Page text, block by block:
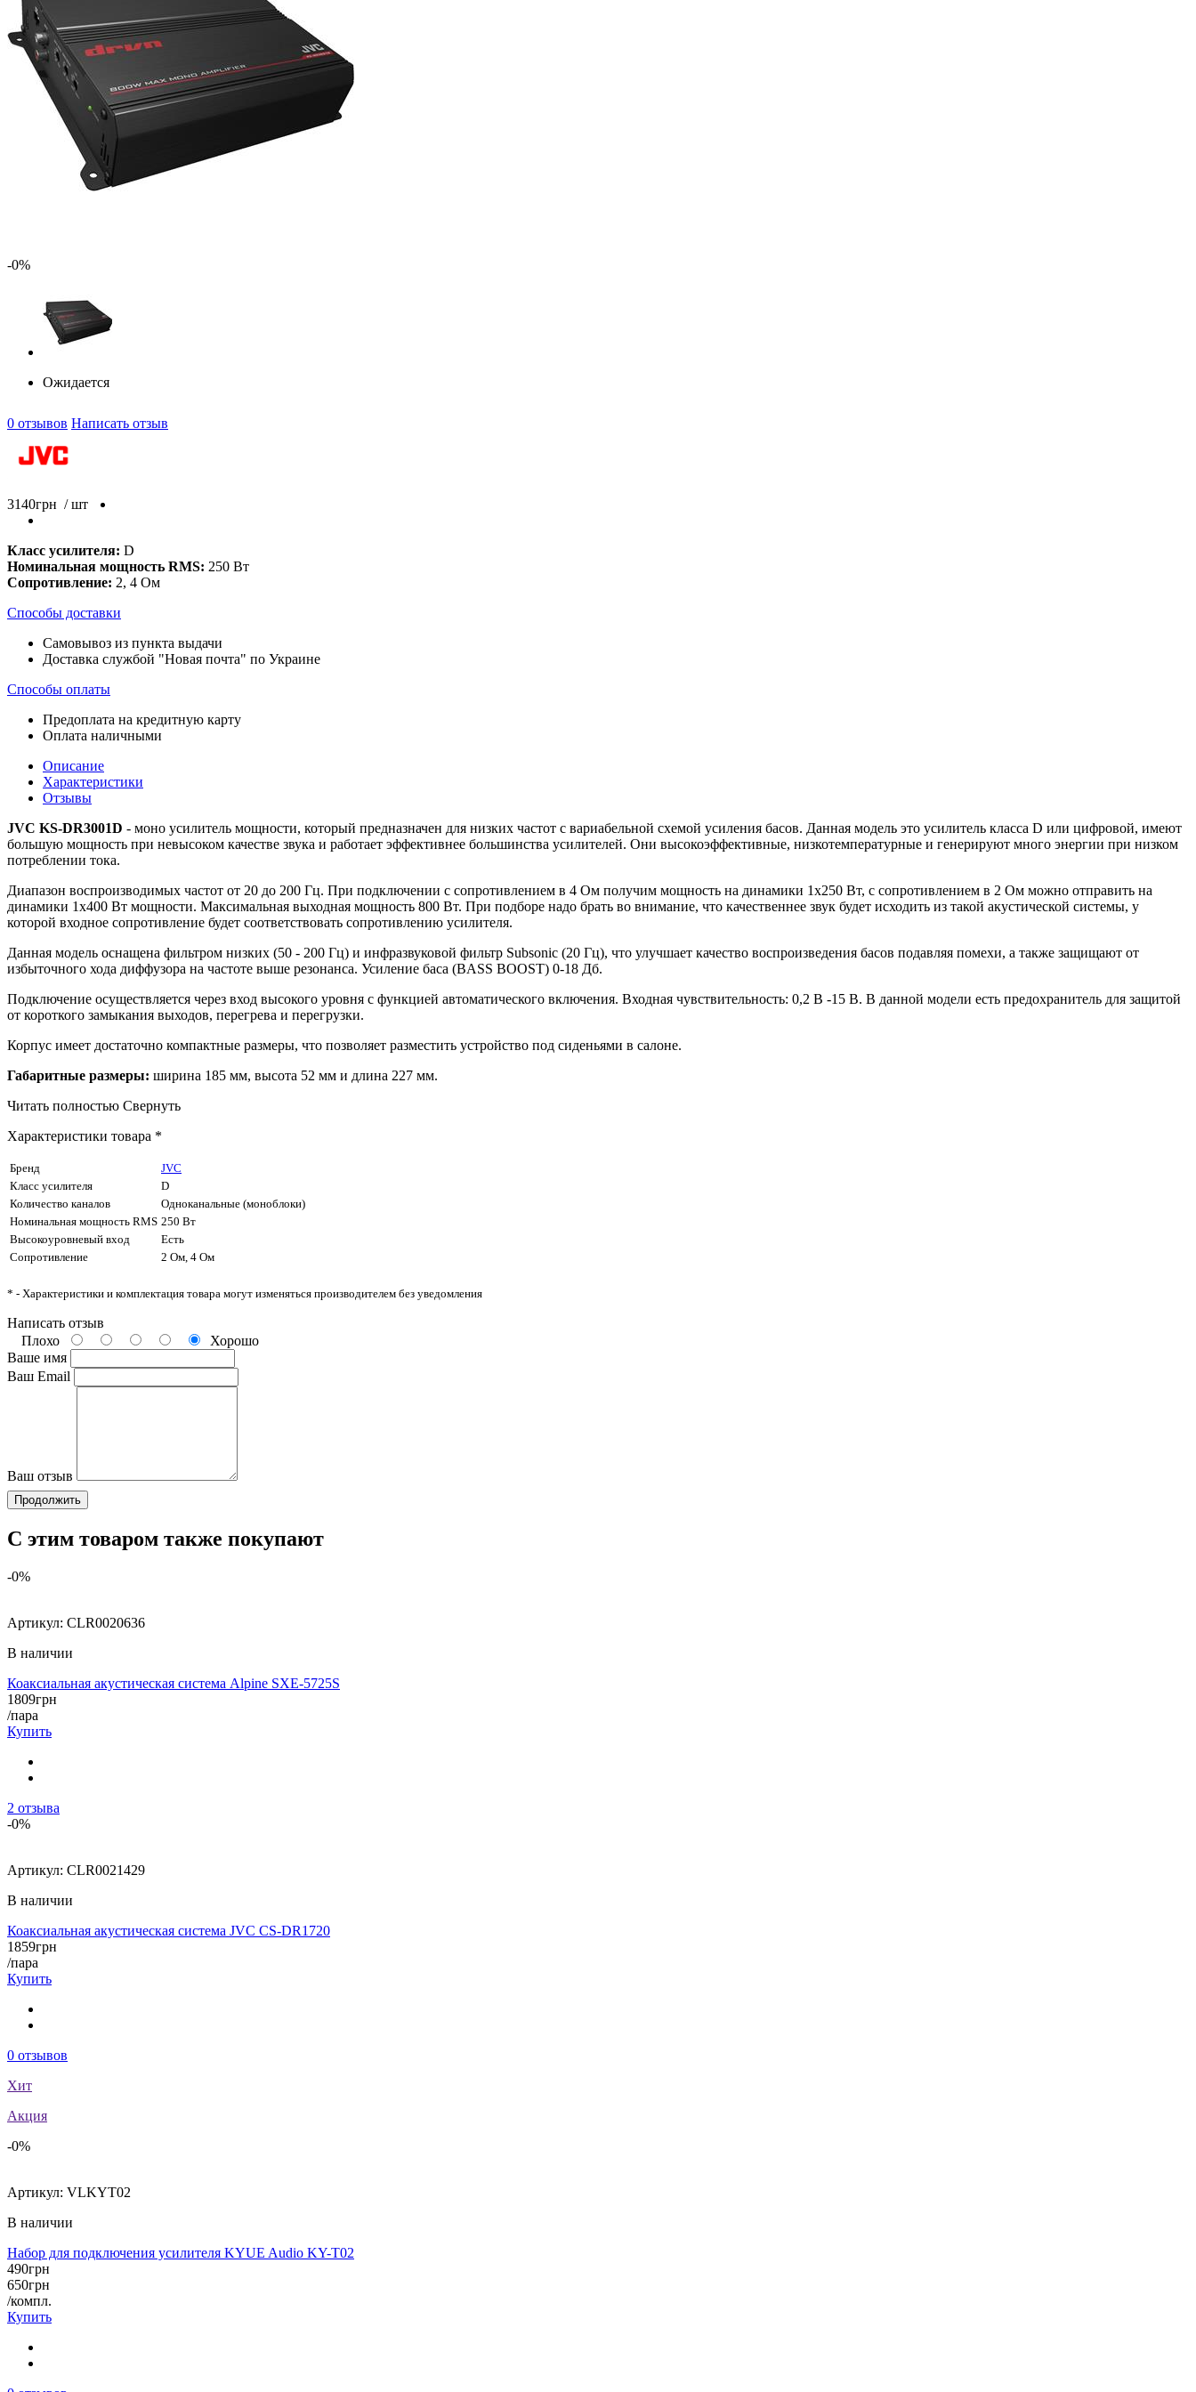
-0%
Ожидается
0 отзывов Написать отзыв
3140грн / шт
Класс усилителя: D
Номинальная мощность RMS: 250 Вт
Сопротивление: 2, 4 Ом
Способы доставки
Самовывоз из пункта выдачи
Доставка службой "Новая почта" по Украине
Способы оплаты
Предоплата на кредитную карту
Оплата наличными
Описание
Характеристики
Отзывы
JVC KS-DR3001D - моно усилитель мощности, который предназначен для низких частот с вариабельной схемой усиления басов. Данная модель это усилитель класса D или цифровой, имеют
большую мощность при невысоком качестве звука и работает эффективнее большинства усилителей. Они высокоэффективные, низкотемпературные и генерируют много энергии при низком
потреблении тока.
Диапазон воспроизводимых частот от 20 до 200 Гц. При подключении с сопротивлением в 4 Ом получим мощность на динамики 1х250 Вт, с сопротивлением в 2 Ом можно отправить на
динамики 1х400 Вт мощности. Максимальная выходная мощность 800 Вт. При подборе надо брать во внимание, что качественнее звук будет исходить из такой акустической системы, у
которой входное сопротивление будет соответствовать сопротивлению усилителя.
Данная модель оснащена фильтром низких (50 - 200 Гц) и инфразвуковой фильтр Subsonic (20 Гц), что улучшает качество воспроизведения басов подавляя помехи, а также защищают от
избыточного хода диффузора на частоте выше резонанса. Усиление баса (BASS BOOST) 0-18 Дб.
Подключение осуществляется через вход высокого уровня с функцией автоматического включения. Входная чувствительность: 0,2 В -15 В. В данной модели есть предохранитель для защитой
от короткого замыкания выходов, перегрева и перегрузки.
Корпус имеет достаточно компактные размеры, что позволяет разместить устройство под сиденьями в салоне.
Габаритные размеры: ширина 185 мм, высота 52 мм и длина 227 мм.
Читать полностью Свернуть
Характеристики товара *
Бренд
JVC
Класс усилителя
D
Количество каналов
Одноканальные (моноблоки)
Номинальная мощность RMS 250 Вт
Высокоуровневый вход
Есть
Сопротивление
2 Ом, 4 Ом
* - Характеристики и комплектация товара могут изменяться производителем без уведомления
Написать отзыв
Плохо
Хорошо
Ваше имя
Ваш Email
Ваш отзыв
Продолжить
С этим товаром также покупают
-0%
Артикул: CLR0020636
В наличии
Коаксиальная акустическая система Alpine SXE-5725S
1809грн
/пара
Купить
2 отзыва
-0%
Артикул: CLR0021429
В наличии
Коаксиальная акустическая система JVC CS-DR1720
1859грн
/пара
Купить
0 отзывов
Хит
Акция
-0%
Артикул: VLKYT02
В наличии
Набор для подключения усилителя KYUE Audio KY-T02
490грн
650грн
/компл.
Купить